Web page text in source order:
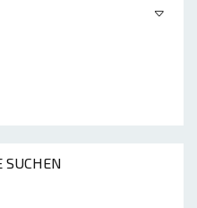
SUCHEN